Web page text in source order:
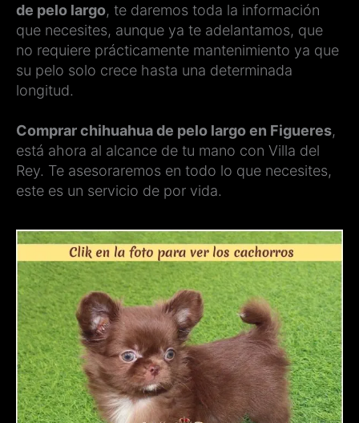
de pelo largo, te daremos toda la información
que necesites, aunque ya te adelantamos, que
no requiere prácticamente mantenimiento ya que
su pelo solo crece hasta una determinada
longitud.
Comprar chihuahua de pelo largo en Figueres,
está ahora al alcance de tu mano con Villa del
Rey. Te asesoraremos en todo lo que necesites,
este es un servicio de por vida.